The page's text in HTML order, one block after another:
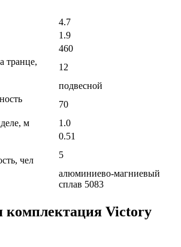
4.7
1.9
460
транце,
12
подвесной
70
м
1.0
0.51
чел
5
алюминиево-магниевый
сплав 5083
комплектация Victory